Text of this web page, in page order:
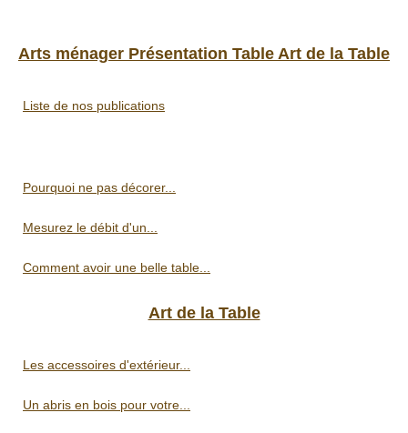
Arts ménager Présentation Table Art de la Table
Liste de nos publications
Pourquoi ne pas décorer...
Mesurez le débit d'un...
Comment avoir une belle table...
Art de la Table
Les accessoires d'extérieur...
Un abris en bois pour votre...